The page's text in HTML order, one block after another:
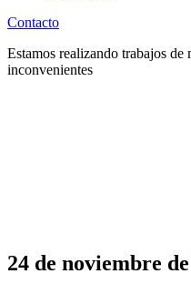
Contacto
Estamos realizando trabajos
inconvenientes
24 de noviembre